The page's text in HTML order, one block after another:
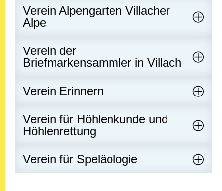
Verein Alpengarten Villacher
Alpe
Verein der
Briefmarkensammler in Villach
Verein Erinnern
Verein für Höhlenkunde und
Höhlenrettung
Verein für Speläologie